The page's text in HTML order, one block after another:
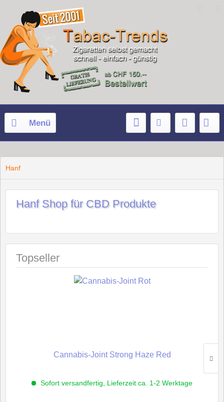
Menü
Hanf
Hanf Shop für CBD Produkte
Topseller
Cannabis-Joint Strong Haze Red
Sofort versandfertig, Lieferzeit ca. 1-2 Werktage